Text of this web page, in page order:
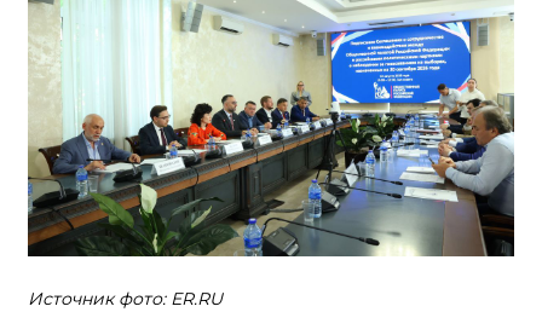
Источник фото: ER.RU